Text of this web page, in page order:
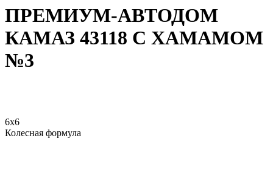
ПРЕМИУМ-АВТОДОМ
КАМАЗ 43118 С ХАМАМОМ
№3
6х6
Колесная формула